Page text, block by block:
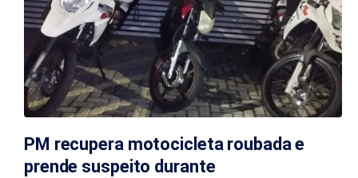
PM recupera motocicleta roubada e
prende suspeito durante